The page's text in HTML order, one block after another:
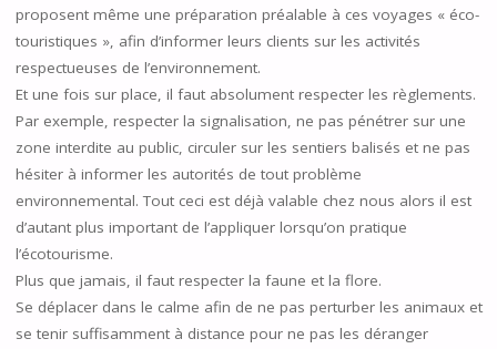
proposent même une préparation préalable à ces voyages « éco-
touristiques », afin d’informer leurs clients sur les activités
respectueuses de l’environnement.
Et une fois sur place, il faut absolument respecter les règlements.
Par exemple, respecter la signalisation, ne pas pénétrer sur une
zone interdite au public, circuler sur les sentiers balisés et ne pas
hésiter à informer les autorités de tout problème
environnemental. Tout ceci est déjà valable chez nous alors il est
d’autant plus important de l’appliquer lorsqu’on pratique
l’écotourisme.
Plus que jamais, il faut respecter la faune et la flore.
Se déplacer dans le calme afin de ne pas perturber les animaux et
se tenir suffisamment à distance pour ne pas les déranger